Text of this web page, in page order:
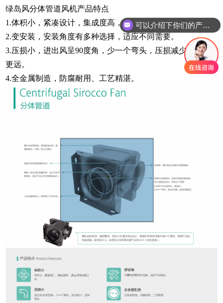
绿岛风分体管道风机产品特点
1.体积小，紧凑设计，集成度高，适应任何安装空间。
2.变安装，安装角度有多种选择，适应不同需要。
3.压损小，进出风呈90度角，少一个弯头，压损减少，送风
更远。
4.全金属制造，防腐耐用、工艺精湛。
可以介绍下你们的产品么